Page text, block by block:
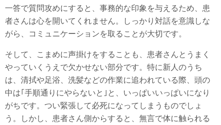
一答で質問攻めにすると、事務的な印象を与えるため、患
者さんは心を開いてくれません。しっかり対話を意識しな
がら、コミュニケーションを取ることが大切です。
そして、こまめに声掛けをすることも、患者さんとうまく
やっていくうえで欠かせない部分です。特に新人のうち
は、清拭や足浴、洗髪などの作業に追われている際、頭の
中は｢手順通りにやらないと｣と、いっぱいいっぱいになり
がちです。つい緊張して必死になってしまうものでしょ
う。しかし、患者さん側からすると、無言で体に触られる